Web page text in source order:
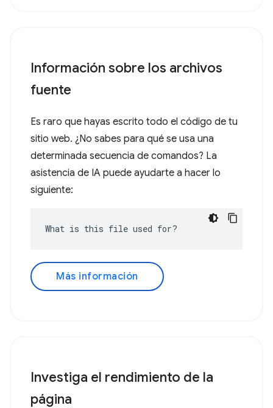
Información sobre los archivos
fuente
Es raro que hayas escrito todo el código de tu
sitio web. ¿No sabes para qué se usa una
determinada secuencia de comandos? La
asistencia de IA puede ayudarte a hacer lo
siguiente:
What is this file used for?
Más información
Investiga el rendimiento de la
página